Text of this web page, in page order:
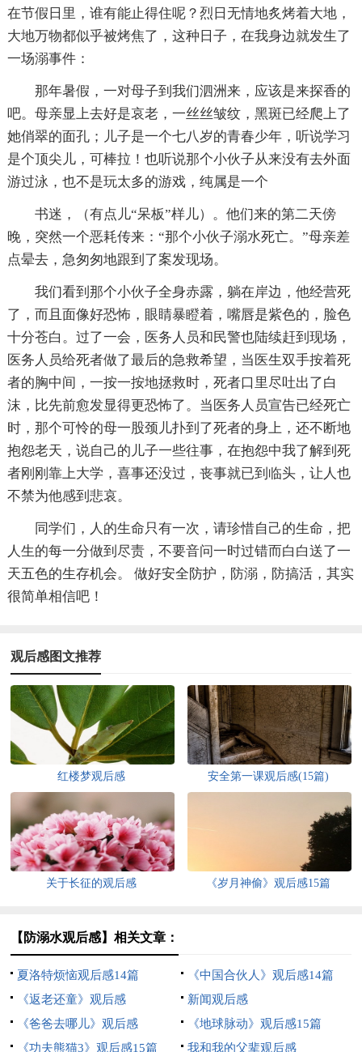
在节假日里，谁有能止得住呢？烈日无情地炙烤着大地，
大地万物都似乎被烤焦了，这种日子，在我身边就发生了
一场溺事件：
那年暑假，一对母子到我们泗洲来，应该是来探香的
吧。母亲显上去好是哀老，一丝丝皱纹，黑斑已经爬上了
她俏翠的面孔；儿子是一个七八岁的青春少年，听说学习
是个顶尖儿，可棒拉！也听说那个小伙子从来没有去外面
游过泳，也不是玩太多的游戏，纯属是一个
书迷，（有点儿“呆板”样儿）。他们来的第二天傍
晚，突然一个恶耗传来：“那个小伙子溺水死亡。”母亲差
点晕去，急匆匆地跟到了案发现场。
我们看到那个小伙子全身赤露，躺在岸边，他经营死
了，而且面像好恐怖，眼睛暴瞪着，嘴唇是紫色的，脸色
十分苍白。过了一会，医务人员和民警也陆续赶到现场，
医务人员给死者做了最后的急救希望，当医生双手按着死
者的胸中间，一按一按地拯救时，死者口里尽吐出了白
沫，比先前愈发显得更恐怖了。当医务人员宣告已经死亡
时，那个可怜的母一股颈儿扑到了死者的身上，还不断地
抱怨老天，说自己的儿子一些往事，在抱怨中我了解到死
者刚刚靠上大学，喜事还没过，丧事就已到临头，让人也
不禁为他感到悲哀。
同学们，人的生命只有一次，请珍惜自己的生命，把
人生的每一分做到尽责，不要音问一时过错而白白送了一
天五色的生存机会。 做好安全防护，防溺，防搞活，其实
很简单相信吧！
观后感图文推荐
红楼梦观后感 安全第一课观后感(15篇)
关于长征的观后感 《岁月神偷》观后感15篇
【防溺水观后感】相关文章：
夏洛特烦恼观后感14篇
《中国合伙人》观后感14篇
《返老还童》观后感
新闻观后感
《爸爸去哪儿》观后感
《地球脉动》观后感15篇
《功夫熊猫3》观后感15篇
我和我的父辈观后感